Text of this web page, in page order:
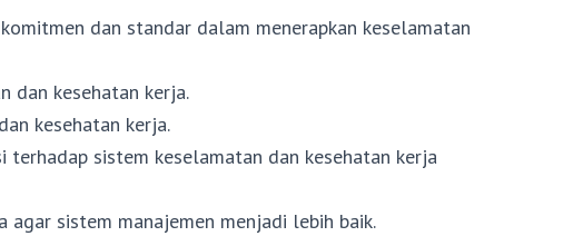
dan standar dalam menerapkan keselamatan
dan kesehatan kerja.
kesehatan kerja.
terhadap sistem keselamatan dan kesehatan kerja
agar sistem manajemen menjadi lebih baik.